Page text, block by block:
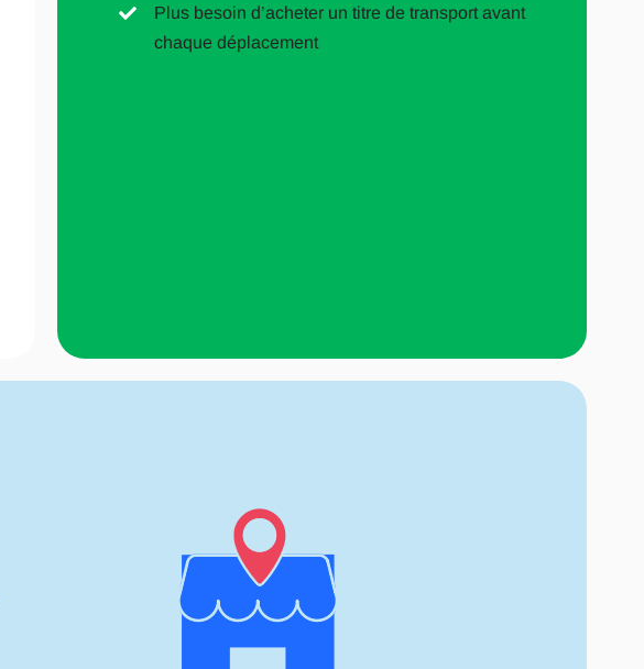
Plus besoin d’acheter un titre de transport avant
chaque déplacement